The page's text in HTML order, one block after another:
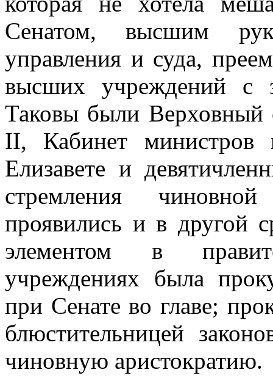
Сенатом, высшим
управления и суда,
высших учреждений с
Таковы были Верховный
II, Кабинет
Елизавете и
стремления чиновной
проявились и в другой
элементом в
учреждениях была
при Сенате во главе;
блюстительницей
чиновную аристократию.